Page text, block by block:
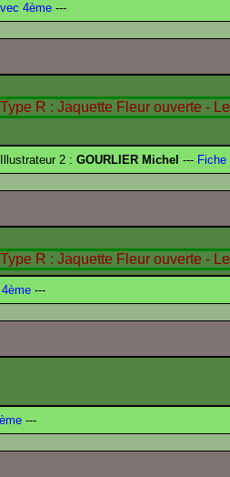
4ème ---
2 : GOURLIER Michel --- Fiche
---
---